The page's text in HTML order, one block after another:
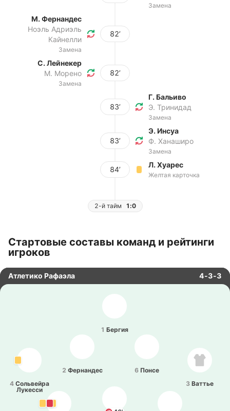
Замена
М. Фернандес
Ноэль Адриэль
Кайнелли
Замена
82’
С. Лейнекер
М. Морено
Замена
82’
83’
Г. Бальиво
Э. Тринидад
Замена
83’
Э. Инсуа
Ф. Ханаширо
Замена
84’
Л. Хуарес
Желтая карточка
2-й тайм 1:0
Стартовые составы команд и рейтинги
игроков
Атлетико Рафаэла 4-3-3
1 Бергия
2 Фе­рна­ндес 6 Понсе
4 Со­львей­ра
Лу­ке­сси
3 Ваттье